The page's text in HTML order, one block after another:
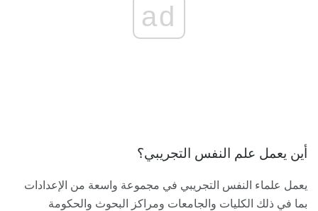
ad
أين يعمل علم النفس التجريبي؟
يعمل علماء النفس التجريبي في مجموعة واسعة من الإعدادات
بما في ذلك الكليات والجامعات ومراكز البحوث والحكومة